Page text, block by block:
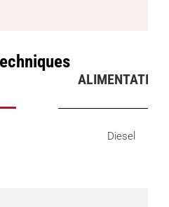
ALIMENTATION
Diesel